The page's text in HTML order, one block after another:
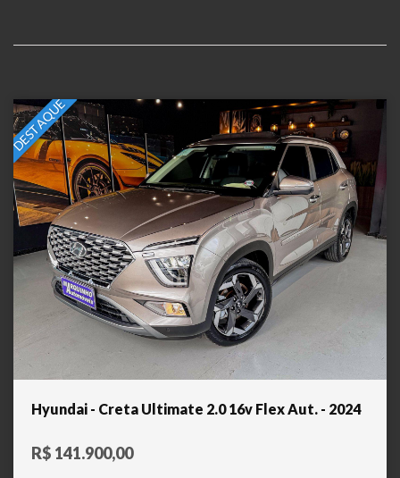
DESTAQUE
Hyundai - Creta Ultimate 2.0 16v Flex Aut. - 2024
R$ 141.900,00